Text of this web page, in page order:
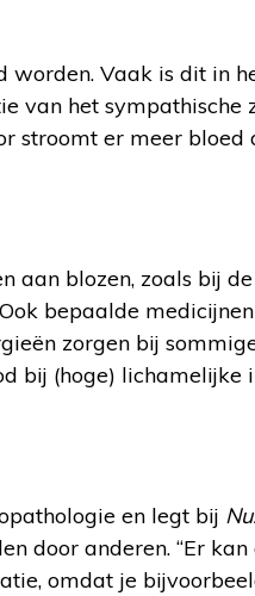
Vaak is dit in
van het sympathische
stroomt er meer bloed
aan blozen, zoals bij
bepaalde
zorgen bij
bij (hoge) lichamelijke
en legt bij
door anderen. “Er
omdat je